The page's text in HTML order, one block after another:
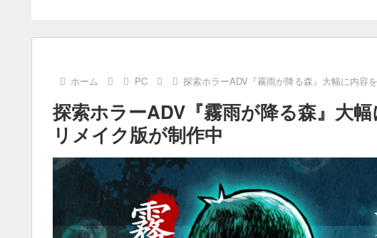
ホーム PC 探索ホラーADV『霧雨が降る森』大幅に内容
探索ホラーADV『霧雨が降る森』大
リメイク版が制作中